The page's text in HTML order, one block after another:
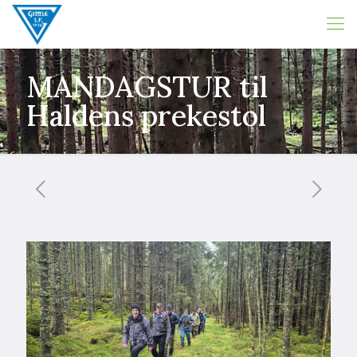
MANDAGSTUR til
Haldens prekestol